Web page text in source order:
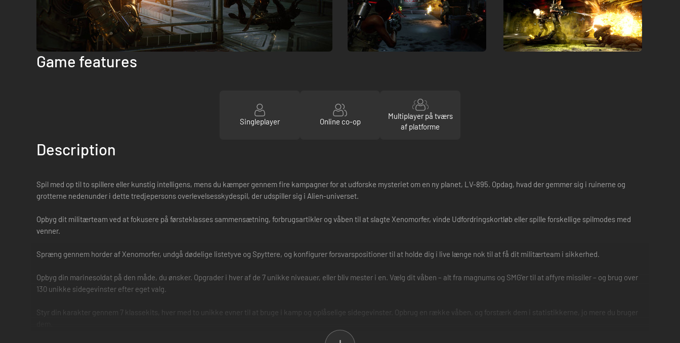
Game features
Singleplayer Online co-op
Multiplayer på tværs
af platforme
Description
Spil med op til to spillere eller kunstig intelligens, mens du kæmper gennem fire kampagner for at udforske mysteriet om en ny planet, LV-895. Opdag, hvad der gemmer sig i ruinerne og
grotterne nedenunder i dette tredjepersons overlevelsesskydespil, der udspiller sig i Alien-universet.
Opbyg dit militærteam ved at fokusere på førsteklasses sammensætning, forbrugsartikler og våben til at slagte Xenomorfer, vinde Udfordringskortløb eller spille forskellige spilmodes med
venner.
Spræng gennem horder af Xenomorfer, undgå dødelige listetyve og Spyttere, og konfigurer forsvarspositioner til at holde dig i live længe nok til at få dit militærteam i sikkerhed.
Opbyg din marinesoldat på den måde, du ønsker. Opgrader i hver af de 7 unikke niveauer, eller bliv mester i en. Vælg dit våben – alt fra magnums og SMG'er til at affyre missiler – og brug over
130 unikke sidegevinster efter eget valg.
Styr din karakter gennem 7 klassekits, hver med to unikke evner til at bruge i kamp og oplåselige sidegevinster. Opbrug en række våben, og forstærk dem i statistikkerne, jo mere du bruger